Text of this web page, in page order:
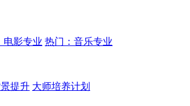
电影专业 热门：音乐专业
提升 大师培养计划